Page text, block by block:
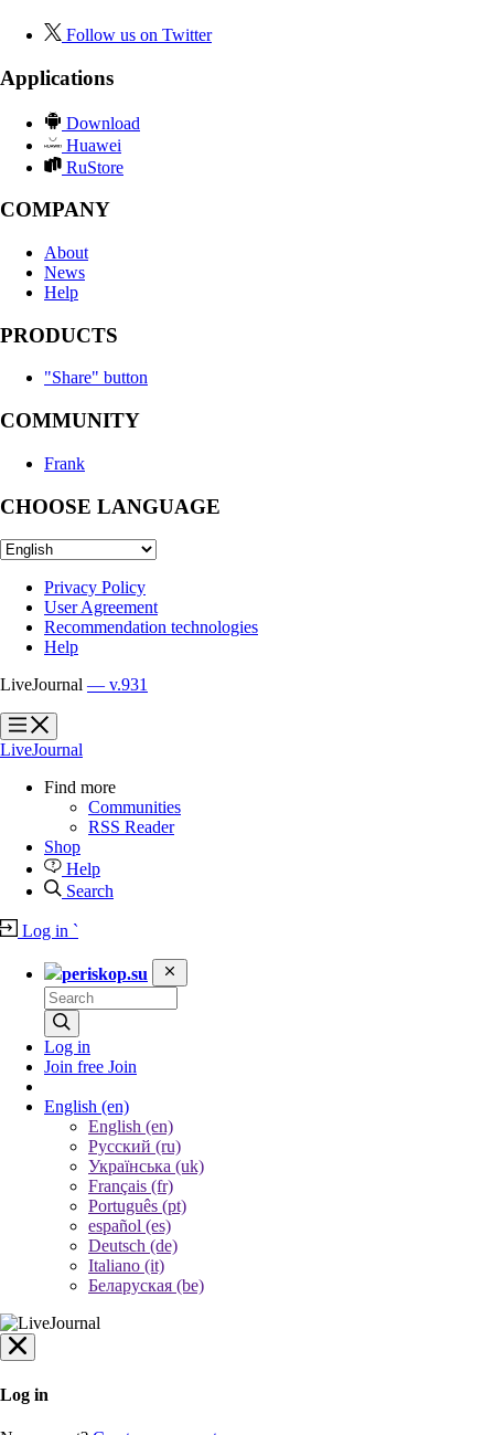
Follow us on Twitter
Applications
Download
Huawei
RuStore
COMPANY
About
News
Help
PRODUCTS
"Share" button
COMMUNITY
Frank
CHOOSE LANGUAGE
Privacy Policy
User Agreement
Recommendation technologies
Help
LiveJournal — v.931
?
?
LiveJournal
Find more
Communities
RSS Reader
Shop
Help
Search
Log in `
periskop.su
Log in
Join free Join
English (en)
English (en)
Русский (ru)
Українська (uk)
Français (fr)
Português (pt)
español (es)
Deutsch (de)
Italiano (it)
Беларуская (be)
Log in